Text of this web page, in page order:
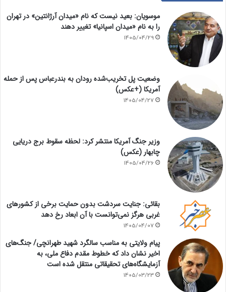
موسویان: بعید نیست که نام «میدان آرژانتین» در تهران
را به نام «میدان اسپانیا» تغییر دهند
1405/04/29
وضعیت پل تخریب‌شده رودان به بندرعباس پس از حمله
آمریکا (+عکس)
1405/04/27
وزیر جنگ آمریکا منتشر کرد: لحظه سقوط برج دریایی
چابهار (عکس)
1405/04/26
بقائی: جنایت سردشت بدون حمایت برخی از کشورهای
غربی هرگز نمی‌توانست با آن ابعاد رخ دهد
1405/04/07
پیام ولایتی به مناسب سالگرد شهید طهرانچی/ جنگ‌های
اخیر نشان داد که خطوط مقدم دفاع ملی، به
آزمایشگاه‌های تحقیقاتی منتقل شده است
1405/03/23